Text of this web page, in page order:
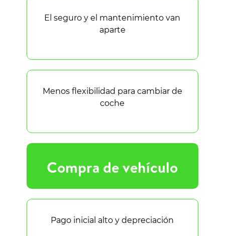
Compra de vehículo
Pago inicial alto y depreciación
El seguro y el mantenimiento van
aparte
Menos flexibilidad para cambiar de
coche